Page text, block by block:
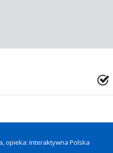
opieka: Interaktywna Polska